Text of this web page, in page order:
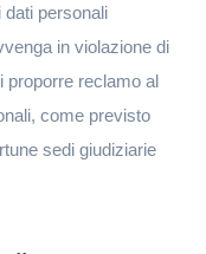
dati personali
in violazione di
proporre reclamo al
come previsto
sedi giudiziarie